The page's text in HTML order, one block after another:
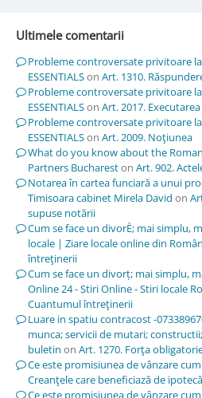
Ultimele comentarii
Probleme controversate privitoare
ESSENTIALSon Art. 1310.
Probleme controversate privitoare
ESSENTIALSon Art. 2017.
Probleme controversate privitoare
ESSENTIALSon Art. 2009. Noţiunea
What do you know about the
Partners Buchareston Art. 902.
Notarea în cartea funciară a unui
Timisoara cabinet Mirela David on
supuse notării
Cum se face un divorÈ; mai simplu,
locale | Ziare locale online din
întreţinerii
Cum se face un divorț; mai simplu,
Online 24 - Stiri Online - Stiri locale
Cuantumul întreţinerii
Luare in spatiu contracost -
munca; servicii de mutari;
buletin on Art. 1270. Forţa
Ce este promisiunea de vânzare
Creanţele care beneficiază de
Ce este promisiunea de vânzare